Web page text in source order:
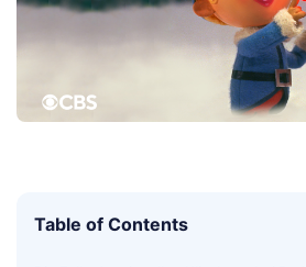
Table of Contents